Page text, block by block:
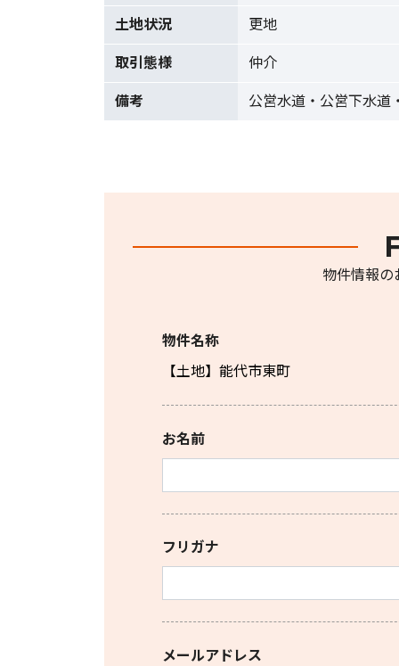
土地状況 更地
取引態様 仲介
備考 公営水道・公営下水道
物件情報の
物件名称
お名前
フリガナ
メールアドレス